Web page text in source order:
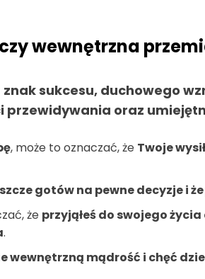
wewnętrzna
znak sukcesu, duchowego
przewidywania oraz
, może to oznaczać, że Twoje
gotów na pewne decyzje i
że przyjąłeś do swojego
.
wewnętrzną mądrość i chęć